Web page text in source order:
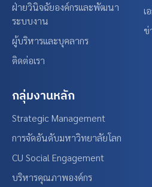
ฝ่ายวินิจฉัยองค์กรและพัฒนา
ระบบงาน
ผู้บริหารและบุคลากร
ติดต่อเรา
เ
ข่
กลุ่มงานหลัก
Strategic Management
การจัดอันดับมหาวิทยาลัยโลก
CU Social Engagement
บริหารคุณภาพองค์กร